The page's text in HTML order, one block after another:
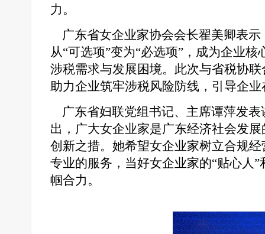
力。
广东省女企业家协会会长翟美卿表示
从“可选项”变为“必选项”，成为企业
涉税需求与发展困境。此次与省税协
助力企业筑牢涉税风险防线，引导企
广东省妇联党组书记、主席谭萍发表
出，广大女企业家是广东经济社会发
创新之措。她希望女企业家树立合规
专业的服务，当好女企业家的“贴心人
帼合力。